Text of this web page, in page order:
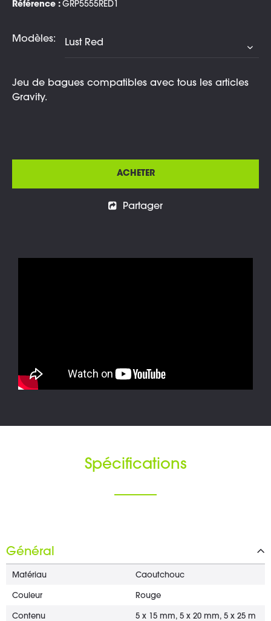
Référence : GRP5555RED1
Modèles:
Jeu de bagues compatibles avec tous les articles
Gravity.
ACHETER
Partager
Spécifications
Général
Matériau Caoutchouc
Couleur Rouge
Contenu 5 x 15 mm, 5 x 20 mm, 5 x 25 m